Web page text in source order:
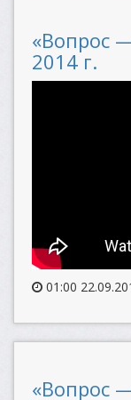
«Вопрос
2014 г.
01:00
«Вопрос